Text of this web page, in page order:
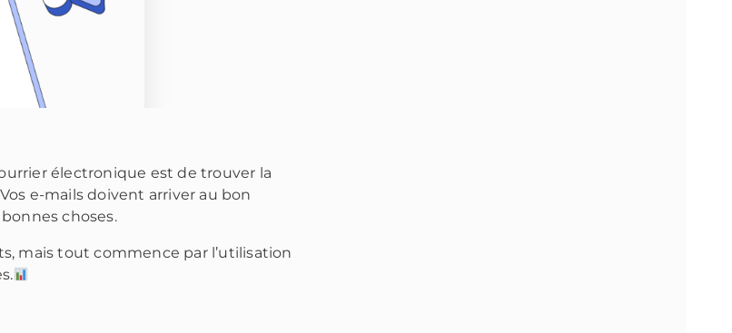
électronique est de trouver la
e-mails doivent arriver au bon
choses.
mais tout commence par l’utilisation